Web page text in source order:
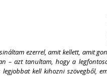
ezerrel, amit kellett, amit
– azt tanultam, hogy a
kell kihozni szövegből,